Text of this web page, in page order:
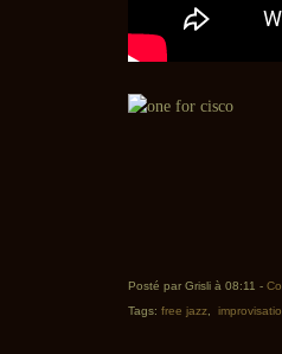
Posté par Grisli à 08:11 -
Tags: free jazz